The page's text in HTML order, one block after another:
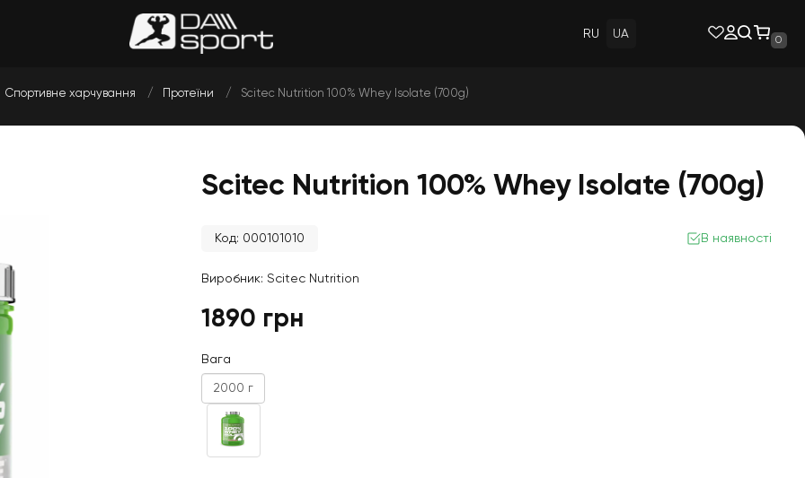
RU UA
0
Спортивне харчування Протеїни Scitec Nutrition 100% Whey Isolate (700g)
Scitec Nutrition 100% Whey Isolate (700g)
Код: 000101010 В наявності
Виробник: Scitec Nutrition
1890 грн
Вага
2000 г